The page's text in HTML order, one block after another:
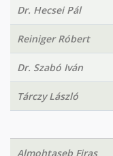
Dr. Hecsei Pál
Reiniger Róbert
Dr. Szabó Iván
Tárczy László
Almohtaseb Firas